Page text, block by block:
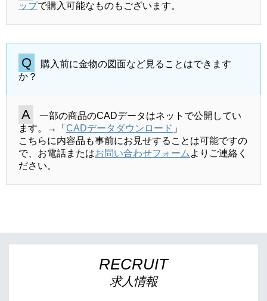
ップで購入可能なものもございます。
購入前に金物の図面など見ることはできます
か？
一部の商品のCADデータはネットで公開してい
ます。→「 CADデータダウンロード 」
こちらに内容品も事前にお見せすることは可能ですの
で、お電話またはお問い合わせフォーム よりご連絡く
ださい。
RECRUIT
求人情報